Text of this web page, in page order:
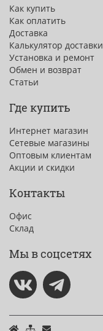
Как купить
Как оплатить
Доставка
Калькулятор доставки
Установка и ремонт
Обмен и возврат
Статьи
Где купить
Интернет магазин
Сетевые магазины
Оптовым клиентам
Акции и скидки
Контакты
Офис
Склад
Мы в соцсетях